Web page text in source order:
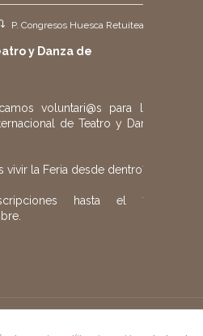
P. Congresos Huesca Retuiteado
y Danza de
voluntari@s para la 40.ª
de Teatro y Danza de
vivir la Feria desde dentro?
hasta el 7 de
Twitter